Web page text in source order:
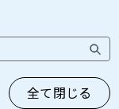
全て閉じる